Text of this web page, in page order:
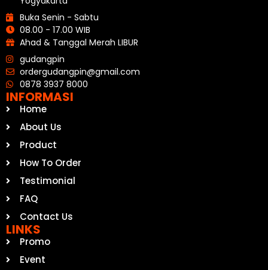
Buka Senin - Sabtu
08.00 - 17.00 WIB
Ahad & Tanggal Merah LIBUR
gudangpin
ordergudangpin@gmail.com
0878 3937 8000
INFORMASI
Home
About Us
Product
How To Order
Testimonial
FAQ
Contact Us
LINKS
Promo
Event